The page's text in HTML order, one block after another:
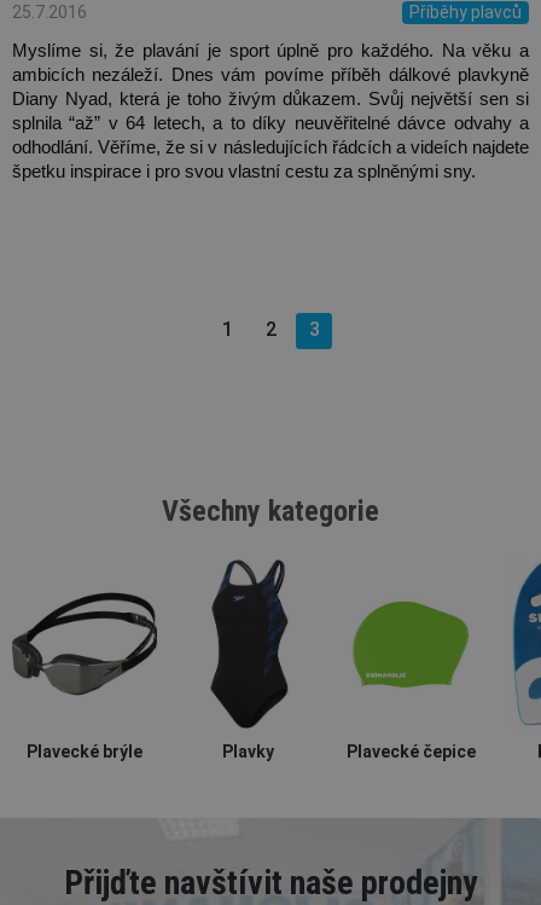
25.7.2016
Příběhy plavců
Myslíme si, že plavání je sport úplně pro každého. Na věku a
ambicích nezáleží. Dnes vám povíme příběh dálkové plavkyně
Diany Nyad, která je toho živým důkazem. Svůj největší sen si
splnila “až” v 64 letech, a to díky neuvěřitelné dávce odvahy a
odhodlání. Věříme, že si v následujících řádcích a videích najdete
špetku inspirace i pro svou vlastní cestu za splněnými sny.
1 2 3
Všechny kategorie
Plavecké brýle Plavky Plavecké čepice
Přijďte navštívit naše prodejny